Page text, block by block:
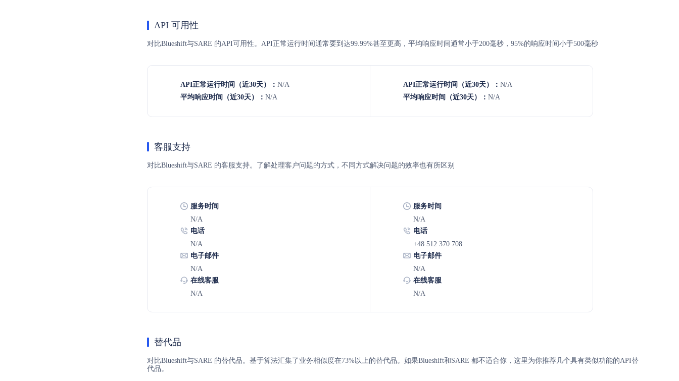
API 可用性
对比Blueshift与SARE 的API可用性。API正常运行时间通常要到达99.99%甚至更高，平均响应时间通常小于200毫秒，95%的响应时间小于500毫秒
API正常运行时间（近30天）： N/A
平均响应时间（近30天）： N/A
API正常运行时间（近30天）： N/A
平均响应时间（近30天）： N/A
客服支持
对比Blueshift与SARE 的客服支持。了解处理客户问题的方式，不同方式解决问题的效率也有所区别
服务时间
N/A
电话
N/A
电子邮件
N/A
在线客服
N/A
服务时间
N/A
电话
+48 512 370 708
电子邮件
N/A
在线客服
N/A
替代品
对比Blueshift与SARE 的替代品。基于算法汇集了业务相似度在73%以上的替代品。如果Blueshift和SARE 都不适合你，这里为你推荐几个具有类似功能的API替
代品。